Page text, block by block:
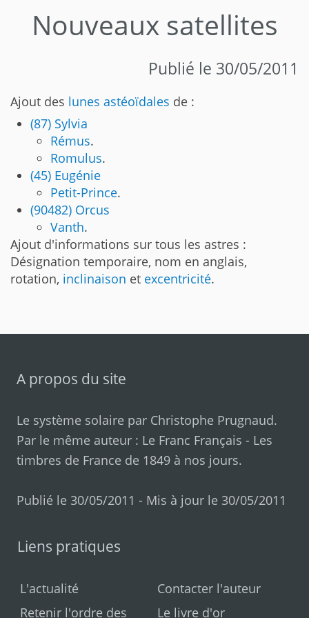
Nouveaux satellites
Publié le 30/05/2011
Ajout des lunes astéoïdales de :
(87) Sylvia
Rémus.
Romulus.
(45) Eugénie
Petit-Prince.
(90482) Orcus
Vanth.
Ajout d'informations sur tous les astres :
Désignation temporaire, nom en anglais,
rotation, inclinaison et excentricité.
A propos du site
Le système solaire par Christophe Prugnaud.
Par le même auteur : Le Franc Français - Les
timbres de France de 1849 à nos jours.
Publié le 30/05/2011 - Mis à jour le 30/05/2011
Liens pratiques
L'actualité
Retenir l'ordre des
Contacter l'auteur
Le livre d'or